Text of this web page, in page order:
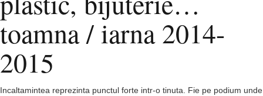
toamna / iarna 2014-
2015
Incaltamintea reprezinta punctul forte intr-o tinuta. Fie pe podium unde